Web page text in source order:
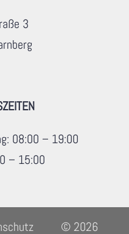
3
08:00 – 19:00
– 15:00
© 2026